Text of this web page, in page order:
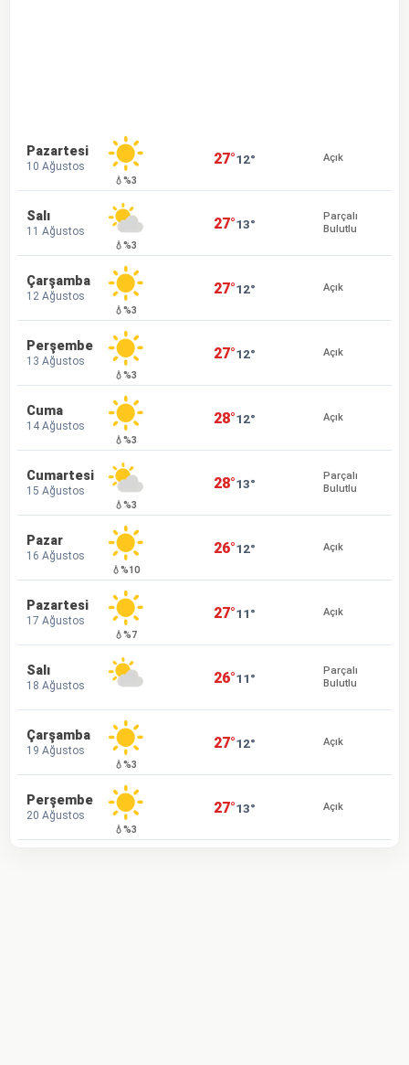
Pazartesi
10 Ağustos
💧%3
27°12° Açık
Salı
11 Ağustos
💧%3
27°13°
Parçalı
Bulutlu
Çarşamba
12 Ağustos
💧%3
27°12° Açık
Perşembe
13 Ağustos
💧%3
27°12° Açık
Cuma
14 Ağustos
💧%3
28°12° Açık
Cumartesi
15 Ağustos
💧%3
28°13°
Parçalı
Bulutlu
Pazar
16 Ağustos
💧%10
26°12° Açık
Pazartesi
17 Ağustos
💧%7
27°11° Açık
Salı
18 Ağustos 26°11°
Parçalı
Bulutlu
Çarşamba
19 Ağustos
💧%3
27°12° Açık
Perşembe
20 Ağustos
💧%3
27°13° Açık